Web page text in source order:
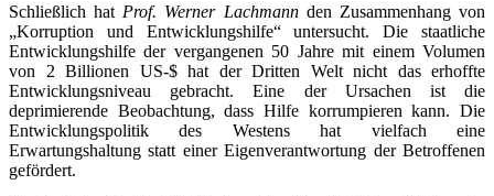
Schließlich hat Prof. Werner Lachmann den Zusammenhang von
„Korruption und Entwicklungshilfe“ untersucht. Die staatliche
Entwicklungshilfe der vergangenen 50 Jahre mit einem Volumen
von 2 Billionen US-$ hat der Dritten Welt nicht das erhoffte
Entwicklungsniveau gebracht. Eine der Ursachen ist die
deprimierende Beobachtung, dass Hilfe korrumpieren kann. Die
Entwicklungspolitik des Westens hat vielfach eine
Erwartungshaltung statt einer Eigenverantwortung der Betroffenen
gefördert.